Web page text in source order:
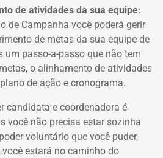
de atividades da sua equipe:
de Campanha você poderá gerir
de metas da sua equipe de
um passo-a-passo que não tem
o alinhamento de atividades
de ação e cronograma.
candidata e coordenadora é
você não precisa estar sozinha
voluntário que você puder,
estará no caminho do